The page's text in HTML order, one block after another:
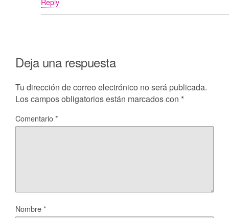
Deja una respuesta
Tu dirección de correo electrónico no será publicada.
Los campos obligatorios están marcados con *
Comentario*
Nombre*